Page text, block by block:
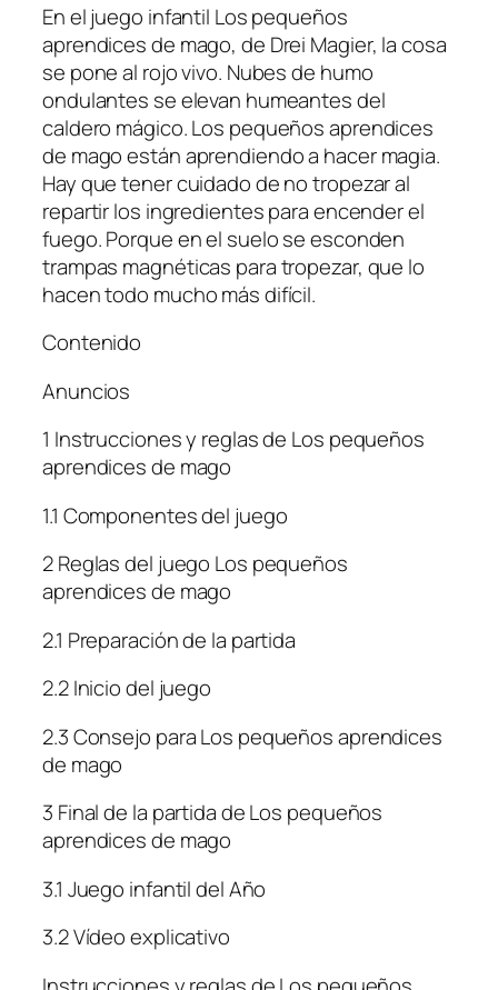
En el juego infantil Los pequeños
aprendices de mago, de Drei Magier, la cosa
se pone al rojo vivo. Nubes de humo
ondulantes se elevan humeantes del
caldero mágico. Los pequeños aprendices
de mago están aprendiendo a hacer magia.
Hay que tener cuidado de no tropezar al
repartir los ingredientes para encender el
fuego. Porque en el suelo se esconden
trampas magnéticas para tropezar, que lo
hacen todo mucho más difícil.
Contenido
Anuncios
1 Instrucciones y reglas de Los pequeños
aprendices de mago
1.1 Componentes del juego
2 Reglas del juego Los pequeños
aprendices de mago
2.1 Preparación de la partida
2.2 Inicio del juego
2.3 Consejo para Los pequeños aprendices
de mago
3 Final de la partida de Los pequeños
aprendices de mago
3.1 Juego infantil del Año
3.2 Vídeo explicativo